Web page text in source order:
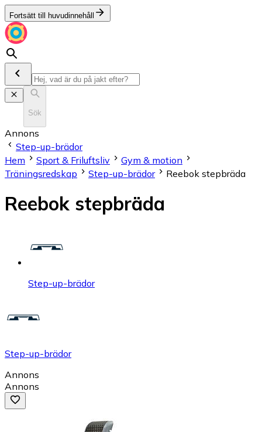
Fortsätt till huvudinnehåll
Sök
Annons
Step-up-brädor
Hem
Sport & Friluftsliv
Gym & motion
Träningsredskap
Step-up-brädor Reebok stepbräda
Reebok stepbräda
Step-up-brädor
Step-up-brädor
Annons
Annons